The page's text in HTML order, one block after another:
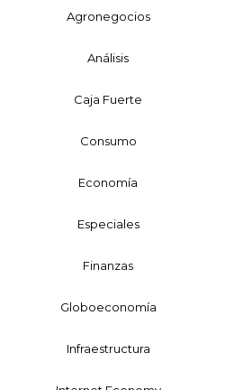
Agronegocios
Análisis
Caja Fuerte
Consumo
Economía
Especiales
Finanzas
Globoeconomía
Infraestructura